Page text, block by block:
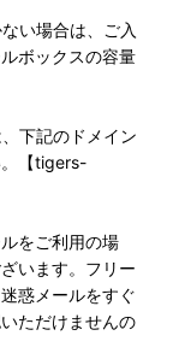
い場合は、ご入
ボックスの容量
下記のドメイン
。【tigers-
をご利用の場
います。フリー
惑メールをすぐ
ただけませんの